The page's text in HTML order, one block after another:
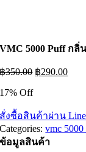
VMC 5000 Puff กลิ่
฿350.00 Original
฿290.00
17% Off
สั่งซื้อสินค้าผ่าน Line
Categories:vmc
ข้อมูลสินค้า